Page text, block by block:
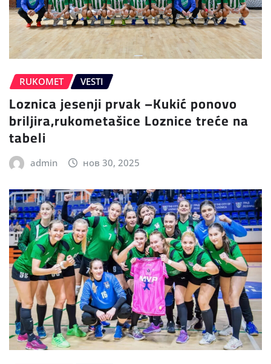
RUKOMET VESTI
Loznica jesenji prvak –Kukić ponovo
briljira,rukometašice Loznice treće na
tabeli
admin нов 30, 2025